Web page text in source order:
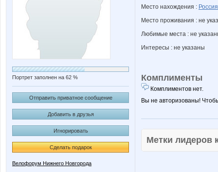
Портрет заполнен на 62 %
Отправить приватное сообщение
Добавить в друзья
Игнорировать
Сделать подарок
Велофорум Нижнего Новгорода
Место нахождения : Россия
Место проживания : не
Любимые места : не
Интересы : не указаны
Комплименты
Комплиментов нет.
Вы не авторизованы!
Метки